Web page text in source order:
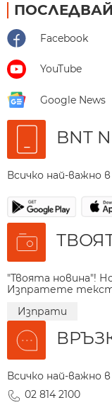
Facebook
YouTube
Google News
BNT
Всичко най-важно
"Твоята новина"!
Изпратете
Изпрати
Всичко най-важно
02 814 2100